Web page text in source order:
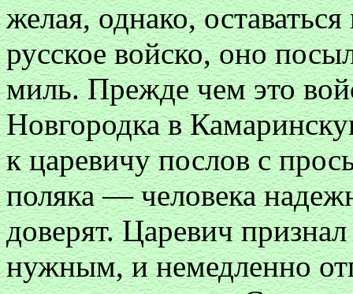
желая, однако,
русское войско, оно
миль. Прежде чем это
Новгородка в
к царевичу послов с
поляка — человека
доверят. Царевич
нужным, и немедленно